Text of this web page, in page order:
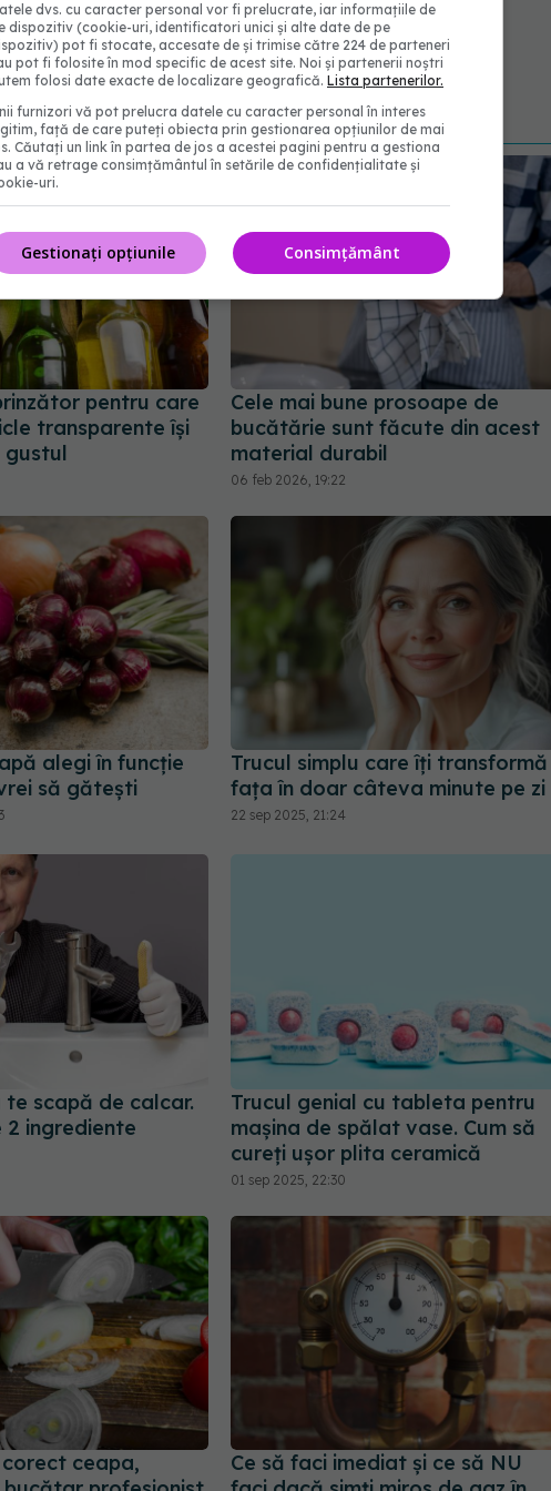
pentru care
transparente își
gustul
Cele mai bune prosoape de
bucătărie sunt făcute din acest
material durabil
06 feb 2026, 19:22
alegi în funcție
să gătești
Trucul simplu care îți transformă
fața în doar câteva minute pe zi
22 sep 2025, 21:24
scapă de calcar.
2 ingrediente
Trucul genial cu tableta pentru
mașina de spălat vase. Cum să
cureți ușor plita ceramică
01 sep 2025, 22:30
ceapa,
Ce să faci imediat și ce să NU
dvs. cu caracter personal vor fi prelucrate, iar informațiile de
dispozitiv (cookie-uri, identificatori unici și alte date de pe
pot fi stocate, accesate de și trimise către 224 de parteneri
pot fi folosite în mod specific de acest site. Noi și partenerii noștri
folosi date exacte de localizare geografică. Lista partenerilor.
furnizori vă pot prelucra datele cu caracter personal în interes
față de care puteți obiecta prin gestionarea opțiunilor de mai
Căutați un link în partea de jos a acestei pagini pentru a gestiona
a vă retrage consimțământul în setările de confidențialitate și
uri.
Consimțământ
Gestionați opțiunile